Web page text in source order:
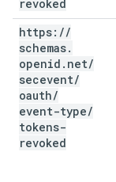
revoked
https: //
schemas.
openid . net/
secevent/
oauth/
event-type/
tokens-
revoked